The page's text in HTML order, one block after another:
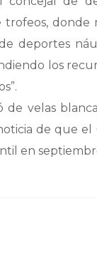
donde
deportes
los
velas
de que
en